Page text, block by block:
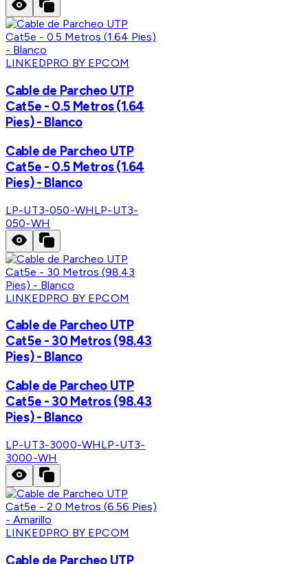
LINKEDPRO BY EPCOM
Cable de Parcheo UTP
Cat5e - 0.5 Metros (1.64
Pies) - Blanco
Cable de Parcheo UTP
Cat5e - 0.5 Metros (1.64
Pies) - Blanco
LP-UT3-050-WHLP-UT3-
050-WH
LINKEDPRO BY EPCOM
Cable de Parcheo UTP
Cat5e - 30 Metros (98.43
Pies) - Blanco
Cable de Parcheo UTP
Cat5e - 30 Metros (98.43
Pies) - Blanco
LP-UT3-3000-WHLP-UT3-
3000-WH
LINKEDPRO BY EPCOM
Cable de Parcheo UTP